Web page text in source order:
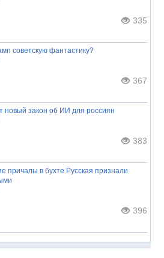
335
советскую фантастику?
367
новый закон об ИИ для россиян
383
причалы в бухте Русская признали
396